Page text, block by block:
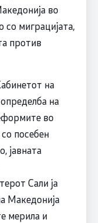
во
со миграцијата,
против
на
на
во
посебен
јавната
Сали ја
Македонија
мерила и